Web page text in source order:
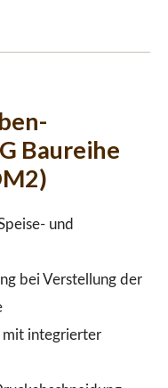
Baureihe
und
bei Verstellung der
mit integrierter